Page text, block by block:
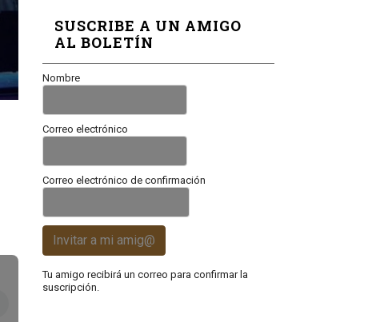
SUSCRIBE A UN AMIGO
AL BOLETÍN
Nombre
Correo electrónico
Correo electrónico de confirmación
Invitar a mi amig@
Tu amigo recibirá un correo para confirmar la
suscripción.